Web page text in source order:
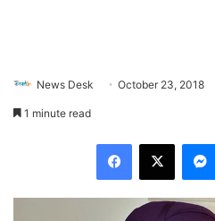
News Desk October 23, 2018
1 minute read